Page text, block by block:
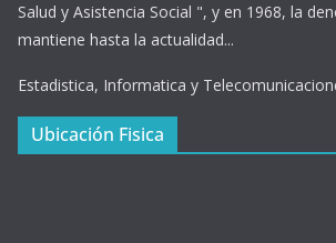
Salud y Asistencia Social ", y en 1968, la
mantiene hasta la actualidad...
Estadistica, Informatica y
Ubicación Fisica